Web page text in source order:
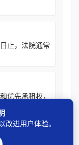
止，法院通常
优先承租权，
进用户体验。